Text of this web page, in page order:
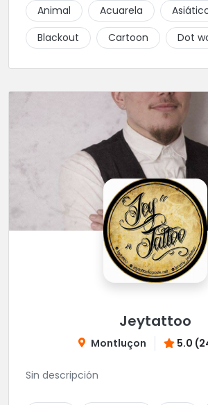
Animal Acuarela
Blackout
Cartoon Dot
Jeytattoo
Montluçon 5.0
Sin descripción